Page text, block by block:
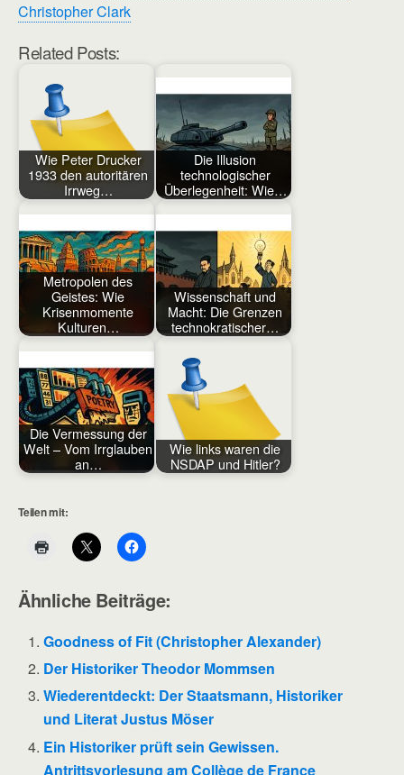
Christopher Clark
Related Posts:
Wie Peter Drucker
1933 den autoritären
Irrweg…
Die Illusion
technologischer
Überlegenheit: Wie…
Metropolen des
Geistes: Wie
Krisenmomente
Kulturen…
Wissenschaft und
Macht: Die Grenzen
technokratischer…
Die Vermessung der
Welt – Vom Irrglauben
an…
Wie links waren die
NSDAP und Hitler?
Teilen mit:
Ähnliche Beiträge:
Goodness of Fit (Christopher Alexander)
Der Historiker Theodor Mommsen
Wiederentdeckt: Der Staatsmann, Historiker
und Literat Justus Möser
Ein Historiker prüft sein Gewissen.
Antrittsvorlesung am Collège de France